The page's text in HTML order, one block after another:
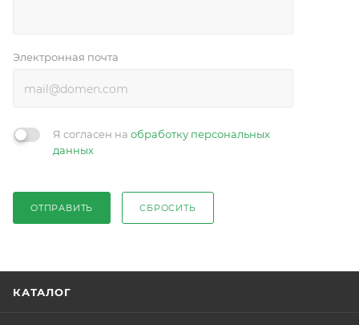
Электронная почта
Я согласен на обработку персональных
данных
ОТПРАВИТЬ СБРОСИТЬ
КАТАЛОГ